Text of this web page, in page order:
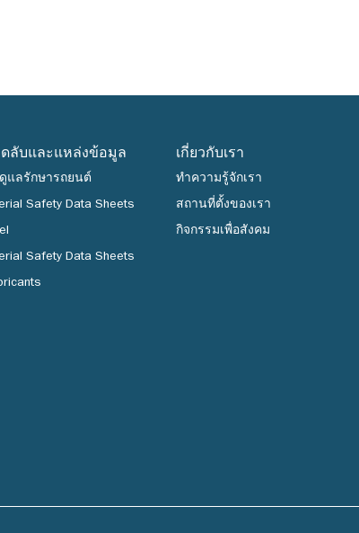
ขการรับคะแนนสะสมพิเศษในเดือนเกิดที่ระบุข้าง
ด้รับคะแนนสะสมพิเศษในเดือนเกิดได้ เมื่อท่านลง
หว่างวันที่ 22 สิงหาคม 2565 – 31 ธันวาคม 2568
กิดในช่วงระหว่างระยะเวลาโปรโมชั่นเท่านั้น
ตอนการลงทะเบียนครบถ้วนแล้วแต่ยังไม่ได้รับ
เดือนเกิดภายในเวลาที่กำหนดตามเงื่อนไขข้าง
ดลับและแหล่งข้อมูล
แลรักษารถยนต์
Safety Data Sheets
Safety Data Sheets
เกี่ยวกับเรา
ทำความรู้จักเรา
สถานที่ตั้งของเรา
กิจกรรมเพื่อสังคม